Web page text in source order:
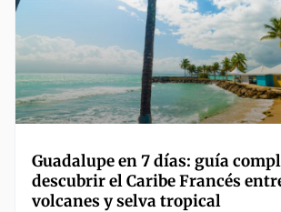
Guadalupe en 7 días: guía
descubrir el Caribe Francés
volcanes y selva tropical